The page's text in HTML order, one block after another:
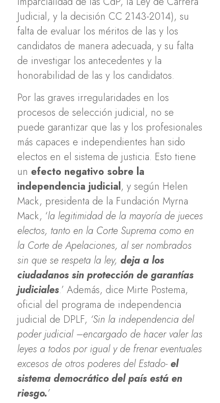
Judicial, y la decisión CC 2143-2014), su
falta de evaluar los méritos de las y los
candidatos de manera adecuada, y su falta
de investigar los antecedentes y la
honorabilidad de las y los candidatos.
Por las graves irregularidades en los
procesos de selección judicial, no se
puede garantizar que las y los profesionales
más capaces e independientes han sido
electos en el sistema de justicia. Esto tiene
un efecto negativo sobre la
independencia judicial, y según Helen
Mack, presidenta de la Fundación Myrna
Mack, ‘la legitimidad de la mayoría de jueces
electos, tanto en la Corte Suprema como en
la Corte de Apelaciones, al ser nombrados
sin que se respeta la ley, deja a los
ciudadanos sin protección de garantías
judiciales.’ Además, dice Mirte Postema,
oficial del programa de independencia
judicial de DPLF, ‘Sin la independencia del
poder judicial –encargado de hacer valer las
leyes a todos por igual y de frenar eventuales
excesos de otros poderes del Estado-el
sistema democrático del país está en
riesgo.’